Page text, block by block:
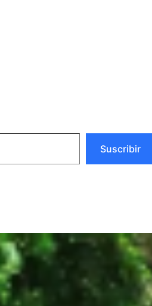
Suscribir